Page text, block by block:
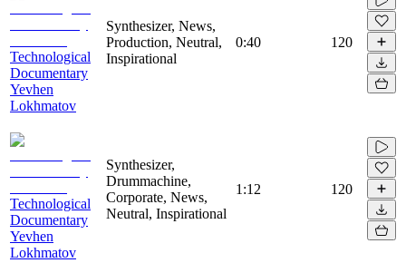
Technological
Documentary
Yevhen
Lokhmatov
Synthesizer, News,
Production, Neutral,
Inspirational
0:40 120
Technological
Documentary
Yevhen
Lokhmatov
Synthesizer,
Drummachine,
Corporate, News,
Neutral, Inspirational
1:12 120